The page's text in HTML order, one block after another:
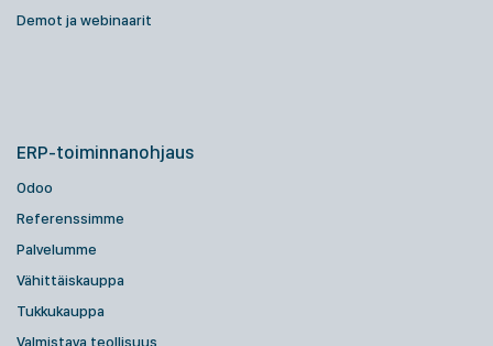
Demot ja webinaarit
ERP-toiminnanohjaus
Odoo
Referenssimme
Palvelumme
Vähittäiskauppa
Tukkukauppa
Valmistava teollisuus